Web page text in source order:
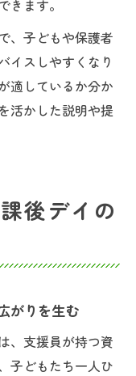
ます。
、子どもや保護者
イスしやすくなり
適しているか分か
活かした説明や提
後デイの
がりを生む
、支援員が持つ資
子どもたち一人ひ